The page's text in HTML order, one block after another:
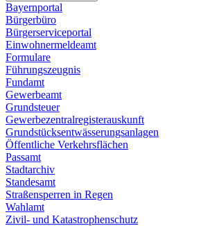
Bayernportal
Bürgerbüro
Bürgerserviceportal
Einwohnermeldeamt
Formulare
Führungszeugnis
Fundamt
Gewerbeamt
Grundsteuer
Gewerbezentralregisterauskunft
Grundstücksentwässerungsanlagen
Öffentliche Verkehrsflächen
Passamt
Stadtarchiv
Standesamt
Straßensperren in Regen
Wahlamt
Zivil- und Katastrophenschutz